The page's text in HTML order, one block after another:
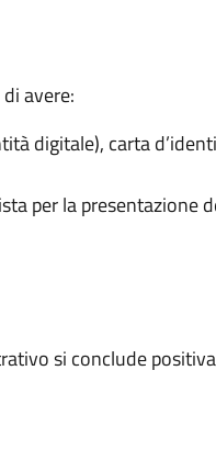
avere:
digitale), carta
per la presentazione
si conclude